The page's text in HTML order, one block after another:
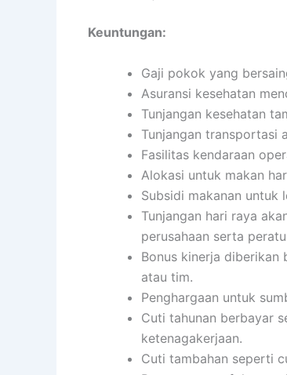
Keuntungan:
Gaji pokok yang
Asuransi kesehatan
Tunjangan kesehatan
Tunjangan transportasi
Fasilitas kendaraan
Alokasi untuk makan
Subsidi makanan untuk
Tunjangan hari raya
perusahaan serta
Bonus kinerja
atau tim.
Penghargaan untuk
Cuti tahunan berbayar
ketenagakerjaan.
Cuti tambahan seperti